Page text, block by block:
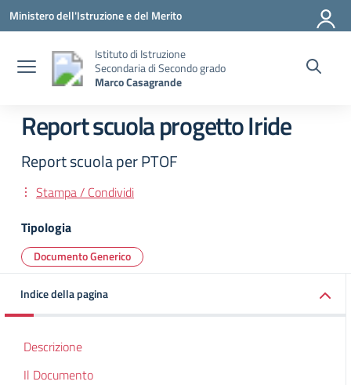
Vai ai contenuti
Vai al menu di navigazione
Vai al footer
Ministero dell'Istruzione e del Merito
Istituto di Istruzione
Secondaria di Secondo grado
Marco Casagrande
Report scuola progetto Iride
Report scuola per PTOF
Stampa / Condividi
Tipologia
Documento Generico
Indice della pagina
Descrizione
Il Documento